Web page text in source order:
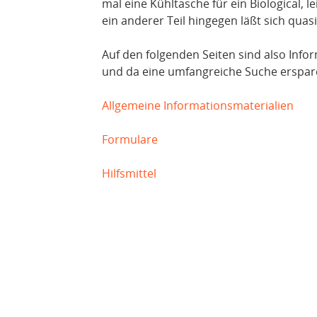
mal eine Kühltasche für ein Biological,
ein anderer Teil hingegen läßt sich
Auf den folgenden Seiten sind also
und da eine umfangreiche Suche
Allgemeine Informationsmaterialien
Formulare
Hilfsmittel